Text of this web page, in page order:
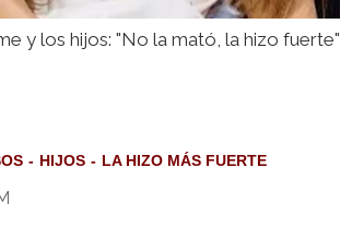
y los hijos: "No la mató, la hizo fuerte"
HIJOS LA HIZO MÁS FUERTE